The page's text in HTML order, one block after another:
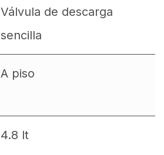
Válvula de descarga
sencilla
A piso
4.8 lt